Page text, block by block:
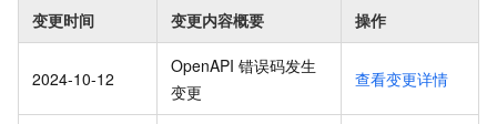
变更时间 变更内容概要 操作
2024-10-12
OpenAPI 错误码发生
变更
查看变更详情